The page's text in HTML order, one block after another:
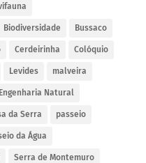
Biodiversidade Bussaco
Cerdeirinha Colóquio
Levides malveira
Natural
da Serra passeio
da Água
Serra de Montemuro